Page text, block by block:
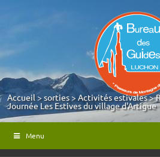
Accueil>sorties>Activités estivales>
Journée Les Estives du village d'Artigue
Menu